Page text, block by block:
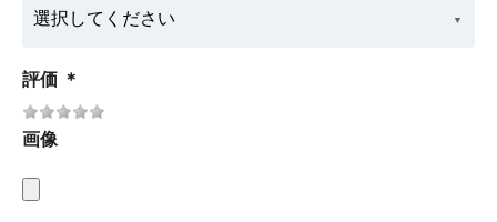
評価 ＊
画像